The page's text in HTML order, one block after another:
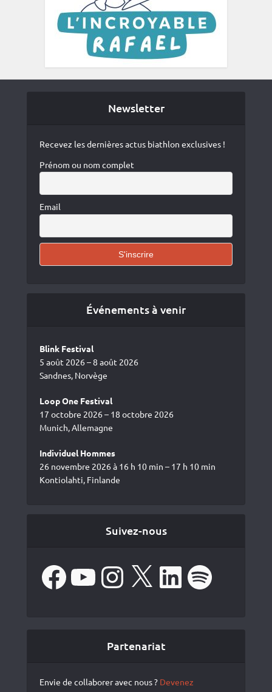
Newsletter
Recevez les dernières actus biathlon exclusives !
Prénom ou nom complet
Email
Événements à venir
Blink Festival
5 août 2026 – 8 août 2026
Sandnes, Norvège
Loop One Festival
17 octobre 2026 – 18 octobre 2026
Munich, Allemagne
Individuel Hommes
26 novembre 2026 à 16 h 10 min – 17 h 10 min
Kontiolahti, Finlande
Suivez-nous
FacebookYouTube Instagram LinkedIn Spotify
Partenariat
Envie de collaborer avec nous ? Devenez